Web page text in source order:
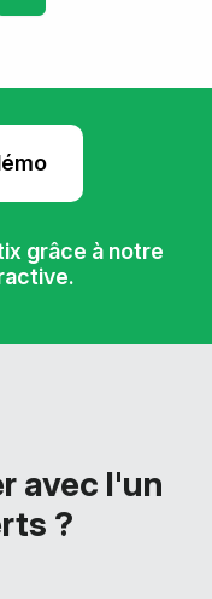
grâce à notre
avec l'un
?